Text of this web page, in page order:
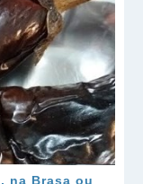
na Brasa ou